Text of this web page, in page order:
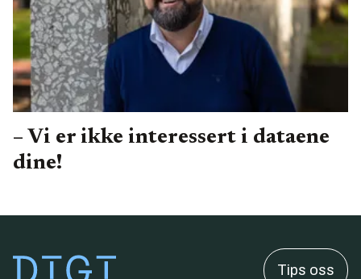
– Vi er ikke interessert i dataene
dine!
Tips oss